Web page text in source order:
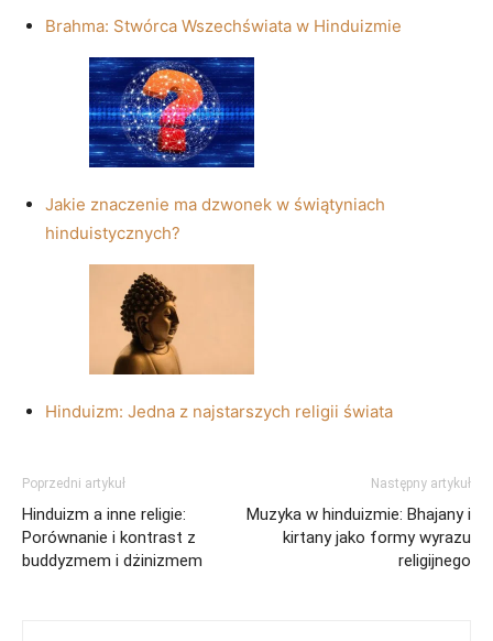
Brahma: Stwórca Wszechświata w Hinduizmie
Jakie znaczenie ma dzwonek w świątyniach
hinduistycznych?
Hinduizm: Jedna z najstarszych religii świata
Poprzedni artykuł
Hinduizm a inne religie:
Porównanie i kontrast z
buddyzmem i dżinizmem
Następny artykuł
Muzyka w hinduizmie: Bhajany i
kirtany jako formy wyrazu
religijnego